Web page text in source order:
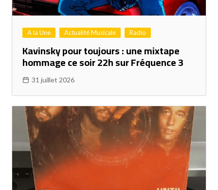
A la Une Actualité Musicale Radio
Kavinsky pour toujours : une mixtape
hommage ce soir 22h sur Fréquence 3
31 juillet 2026